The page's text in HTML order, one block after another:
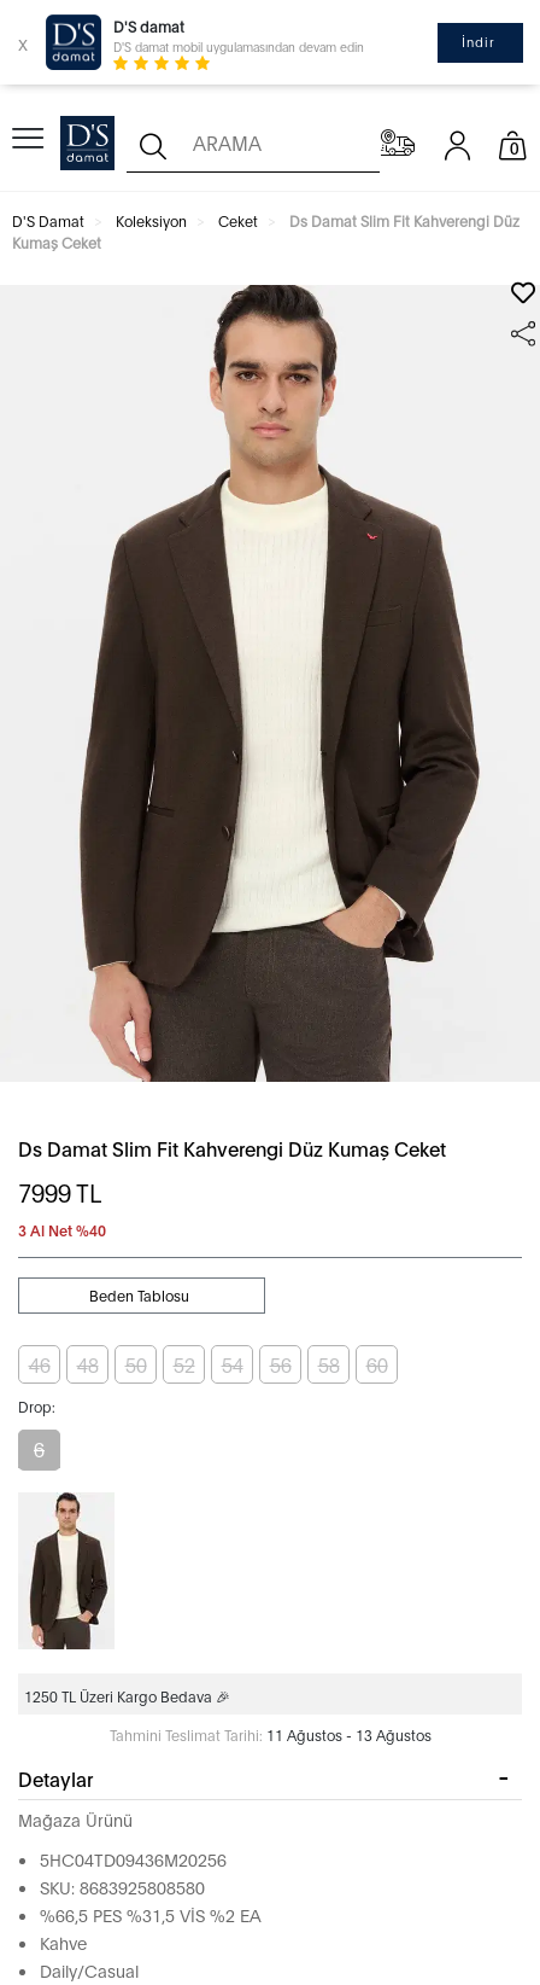
x
D'S damat
D'S damat mobil uygulamasından devam edin İndir
0
D'S Damat Koleksiyon Ceket
Ds Damat Slim Fit Kahverengi Düz
Kumaş Ceket
Ds Damat Slim Fit Kahverengi Düz Kumaş Ceket
7999TL
3 Al Net %40
Beden Tablosu
46 48 50 52 54 56 58 60
Drop:
6
1250 TL Üzeri Kargo Bedava 🎉
Tahmini Teslimat Tarihi: 11 Ağustos - 13 Ağustos
Detaylar
Mağaza Ürünü
5HC04TD09436M20256
SKU: 8683925808580
%66,5 PES %31,5 VİS %2 EA
Kahve
Daily/Casual